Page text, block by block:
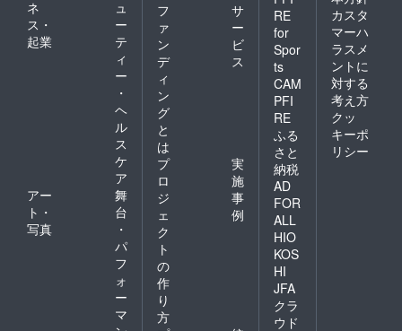
ネ
ス・
起業
ュ
ー
テ
ィ
ー
・
ヘ
ル
ス
ケ
ア
アー
ト・
写真
舞
台
・
パ
フ
ォ
ー
マ
フ
ァ
ン
デ
ィ
ン
グ
と
は
サ
ー
ビ
ス
プ
ロ
ジ
ェ
ク
ト
の
作
り
方
実
施
事
例
RE
for
Spor
ts
CAM
PFI
RE
ふる
さと
納税
AD
FOR
ALL
HIO
KOS
HI
JFA
クラ
ウド
カスタ
マーハ
ラスメ
ントに
対する
考え方
クッ
キーポ
リシー